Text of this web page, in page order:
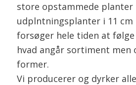
store opstammede
udplntningsplanter i 11
forsøger hele tiden at
hvad angår sortiment men
former.
Vi producerer og dyrker